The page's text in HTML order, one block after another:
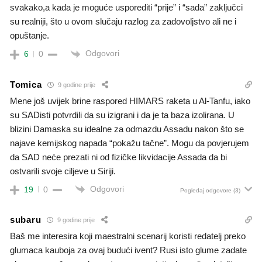
svakako,a kada je moguće usporediti “prije” i “sada” zaključci
su realniji, što u ovom slučaju razlog za zadovoljstvo ali ne i
opuštanje.
6 0 Odgovori
Tomica 9 godine prije
Mene još uvijek brine raspored HIMARS raketa u Al-Tanfu, iako
su SADisti potvrdili da su izigrani i da je ta baza izolirana. U
blizini Damaska su idealne za odmazdu Assadu nakon što se
najave kemijskog napada “pokažu tačne”. Mogu da povjerujem
da SAD neće prezati ni od fizičke likvidacije Assada da bi
ostvarili svoje ciljeve u Siriji.
19 0 Odgovori Pogledaj odgovore (3)
subaru 9 godine prije
Baš me interesira koji maestralni scenarij koristi redatelj preko
glumaca kauboja za ovaj budući ivent? Rusi isto glume zadate